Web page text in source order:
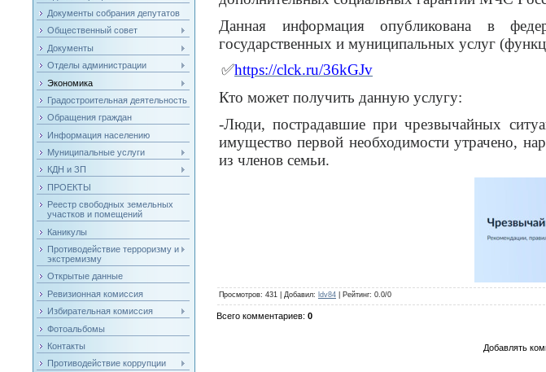
Документы собрания депутатов
Общественный совет
Документы
Отделы администрации
Экономика
Градостроительная деятельность
Обращения граждан
Информация населению
Муниципальные услуги
КДН и ЗП
ПРОЕКТЫ
Реестр свободных земельных
участков и помещений
Каникулы
Противодействие терроризму и
экстремизму
Открытые данные
Ревизионная комиссия
Избирательная комиссия
Фотоальбомы
Контакты
Противодействие коррупции
Данная информация опубликована в
государственных и муниципальных услуг
✅https://clck.ru/36kGJv
Кто может получить данную услугу:
-Люди, пострадавшие при чрезвычайных
имущество первой необходимости утрачено,
из членов семьи.
Просмотров: 431 | Добавил: ldv84| Рейтинг: 0.0/0
Всего комментариев: 0
Добавлять